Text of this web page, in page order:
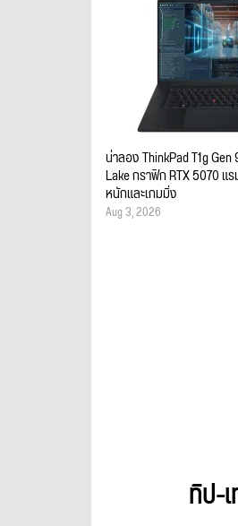
น่าลอง ThinkPad T1g
Lake กราฟิก RTX 5070 แ
หนักและเกมมิ่ง
Aug 3, 2026
ทิป-